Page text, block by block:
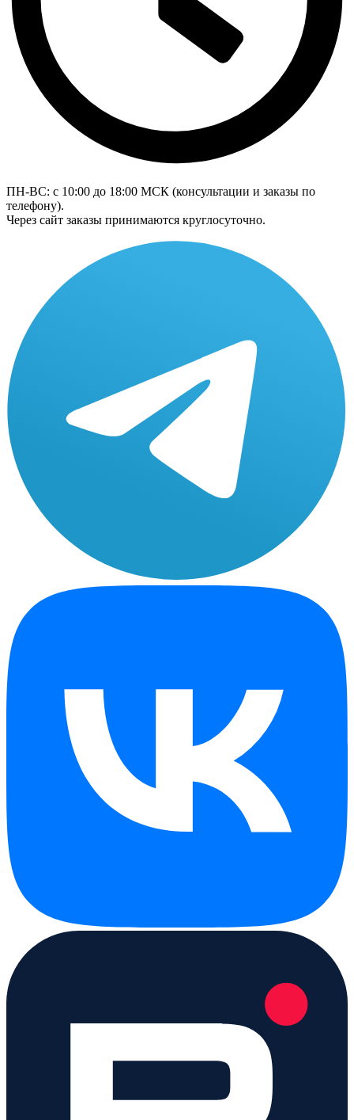
ПН-ВС: с 10:00 до 18:00 МСК (консультации и заказы по
телефону).
Через сайт заказы принимаются круглосуточно.